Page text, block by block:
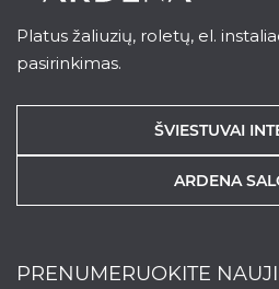
Platus žaliuzių, roletų, el.
pasirinkimas.
ŠVIESTUVAI
ARDENA
PRENUMERUOKITE